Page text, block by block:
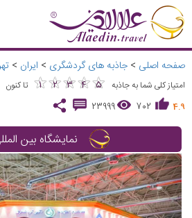
صفحه اصلی > جاذبه های گردشگری > ایران >
امتیاز کلی شما به جاذبه ★
1 ★
2 ★
3 ★
4 ★
5
★★★★★
تا کنون
4.9
702
23999
نمایشگاه بین
Next